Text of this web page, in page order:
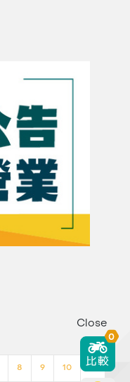
8 9 10 >>
Close
0